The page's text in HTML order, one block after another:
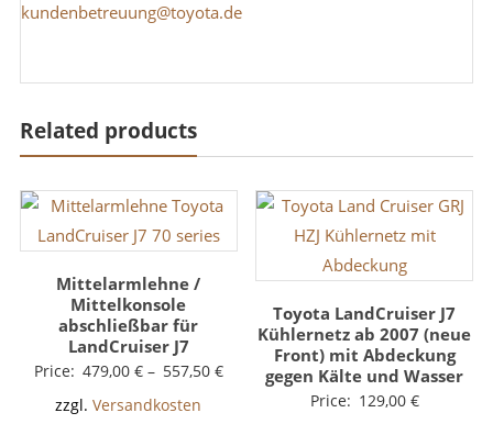
kundenbetreuung@toyota.de
Related products
Mittelarmlehne /
Mittelkonsole
abschließbar für
LandCruiser J7
Price: 479,00 €– 557,50 €
zzgl.Versandkosten
Toyota LandCruiser J7
Kühlernetz ab 2007 (neue
Front) mit Abdeckung
gegen Kälte und Wasser
Price: 129,00 €